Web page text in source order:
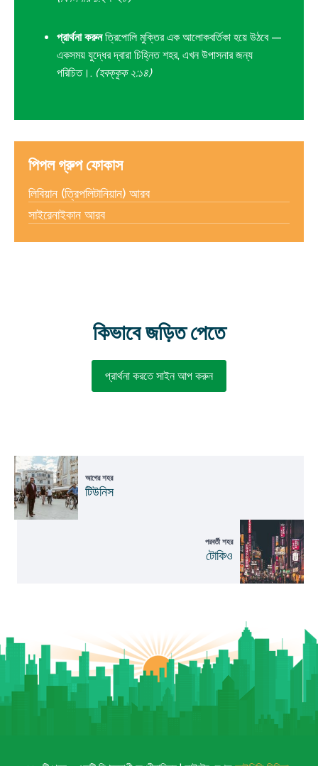
প্রার্থনা করুনত্রিপোলি মুক্তির এক আলোকবর্তিকা হয়ে উঠবে —
একসময় যুদ্ধের দ্বারা চিহ্নিত শহর, এখন উপাসনার জন্য
পরিচিত।. (হবক্‌কূক ২:১৪)
পিপল গ্রুপ ফোকাস
লিবিয়ান (ত্রিপলিটানিয়ান) আরব
সাইরেনাইকান আরব
কিভাবে জড়িত পেতে
প্রার্থনা করতে সাইন আপ করুন
আগের শহর
টিউনিস
পরবর্তী শহর
টোকিও